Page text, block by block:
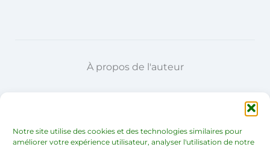
Notre site utilise des cookies et des technologies similaires pour
améliorer votre expérience utilisateur, analyser l'utilisation de notre
À propos de l'auteur